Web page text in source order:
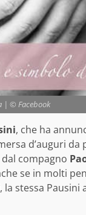
| © Facebook
, che ha
d’auguri da
compagno
se in molti
stessa Pausini